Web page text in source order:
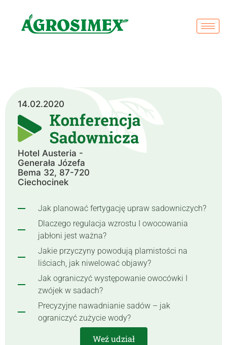
14.02.2020
Hotel Austeria -
Generała Józefa
Bema 32, 87-720
Ciechocinek
Jak planować fertygację upraw sadowniczych?
Dlaczego regulacja wzrostu I owocowania
jabłoni jest ważna?
Jakie przyczyny powodują plamistości na
liściach, jak niwelować objawy?
Jak ograniczyć występowanie owocówki I
zwójek w sadach?
Precyzyjne nawadnianie sadów – jak
ograniczyć zużycie wody?
Weź udział